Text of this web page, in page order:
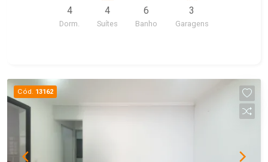
4
Dorm.
4
Suítes
6
Banho
3
Garagens
Cód. 13162